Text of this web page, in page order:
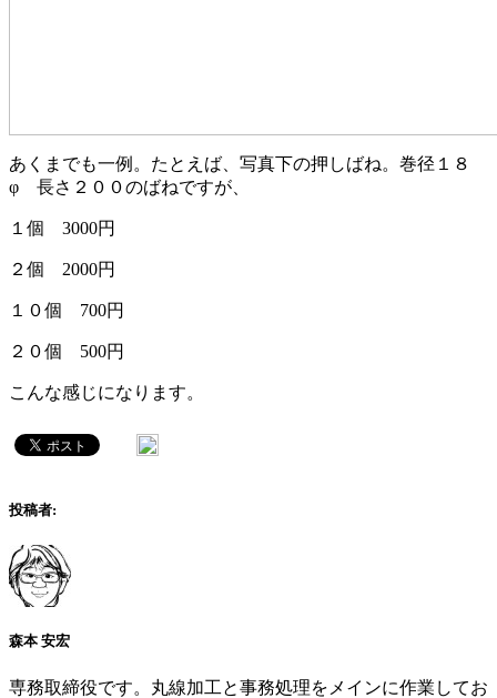
あくまでも一例。たとえば、写真下の押しばね。巻径１８
φ 長さ２００のばねですが、
１個 3000円
２個 2000円
１０個 700円
２０個 500円
こんな感じになります。
投稿者:
森本 安宏
専務取締役です。丸線加工と事務処理をメインに作業してお